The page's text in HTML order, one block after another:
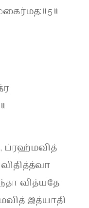
ப்ரஹ்மவித்
வித்யதே
இத்யாதி